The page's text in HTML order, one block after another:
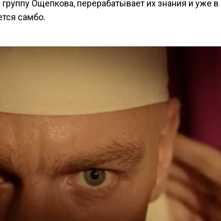
Ощепкова, перерабатывает их знания и уже в
самбо.